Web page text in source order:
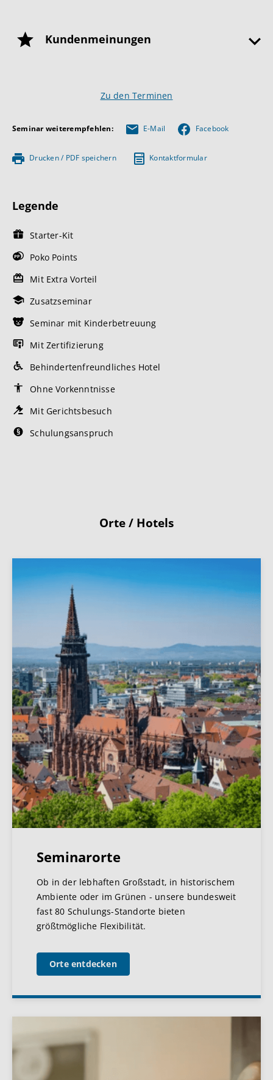
Kundenmeinungen
Zu den Terminen
Seminar weiterempfehlen: E-Mail Facebook
Drucken / PDF speichern Kontaktformular
Legende
Starter-Kit
Poko Points
Mit Extra Vorteil
Zusatzseminar
Seminar mit Kinderbetreuung
Mit Zertifizierung
Behindertenfreundliches Hotel
Ohne Vorkenntnisse
Mit Gerichtsbesuch
Schulungsanspruch
Orte / Hotels
Seminarorte
Ob in der lebhaften Großstadt, in historischem
Ambiente oder im Grünen - unsere bundesweit
fast 80 Schulungs-Standorte bieten
größtmögliche Flexibilität.
Orte entdecken